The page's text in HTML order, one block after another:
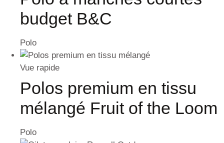
budget B&C
Polo
Vue rapide
Polos premium en tissu
mélangé Fruit of the Loom
Polo